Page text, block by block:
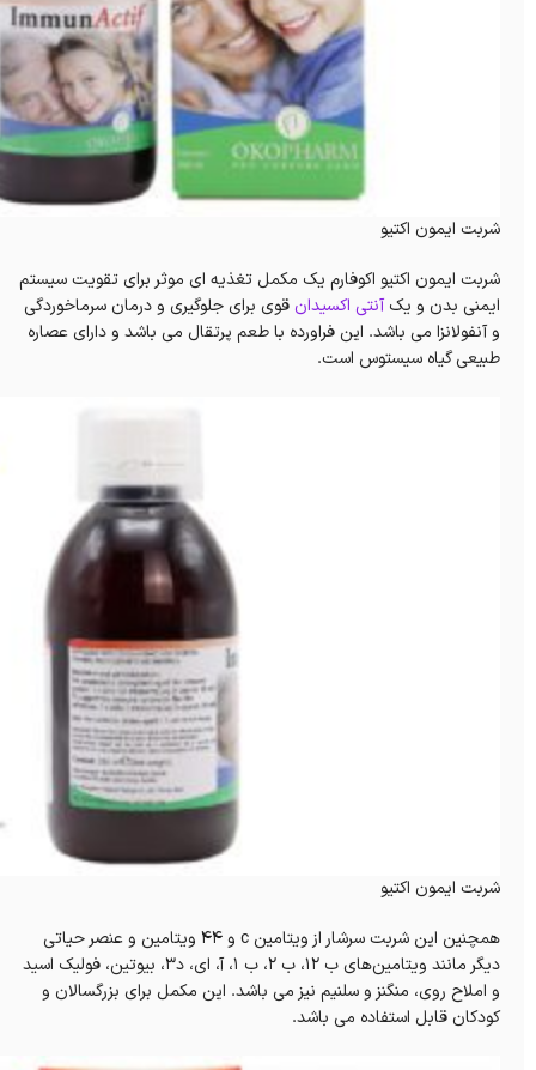
شربت ایمون اکتیو
شربت ایمون اکتیو اکوفارم یک مکمل تغذیه ای موثر برای تقویت سیستم
ایمنی بدن و یک آنتی اکسیدان قوی برای جلوگیری و درمان سرماخوردگی
و آنفولانزا می باشد. این فراورده با طعم پرتقال می باشد و دارای عصاره
طبیعی گیاه سیستوس است.
شربت ایمون اکتیو
همچنین این شربت سرشار از ویتامین c و ۴۴ ویتامین و عنصر حیاتی
دیگر مانند ویتامین‌های ب ۱۲، ب ۲، ب ۱، آ، ای، د۳، بیوتین، فولیک اسید
و املاح روی، منگنز و سلنیم نیز می باشد. این مکمل برای بزرگسالان و
کودکان قابل استفاده می باشد.